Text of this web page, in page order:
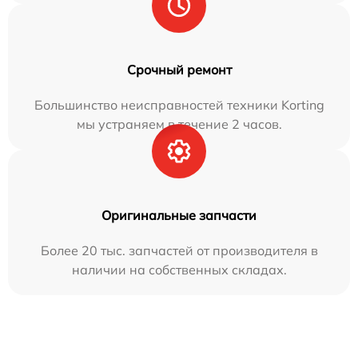
Срочный ремонт
Большинство неисправностей техники Korting
мы устраняем в течение 2 часов.
Оригинальные запчасти
Более 20 тыс. запчастей от производителя в
наличии на собственных складах.